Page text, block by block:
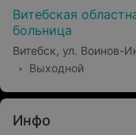
Витебская
больница
Витебск, ул. Воинов-
Выходной
Инфо